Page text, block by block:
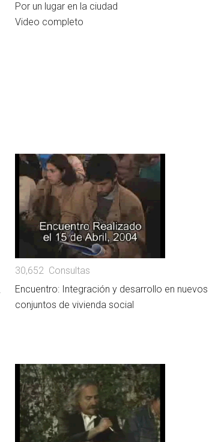
Por un lugar en la ciudad
Video completo
30,652 Consultas
Encuentro: Integración y desarrollo en nuevos
conjuntos de vivienda social